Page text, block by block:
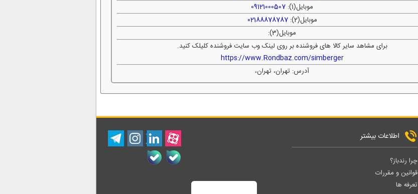
موبایل(1):
09121000507
موبایل(2):
02188878787
موبایل(3):
برای مشاهد سایر کالا های فروشنده بر روی لینک وب سایت فروشنده کلیلک کنید.
https://www.Rondbaz.com/simberger
آدرس: تهران، تهران،
اطلاعات بیشتر
چرا رندباز؟
قوانین و مقررات
تعرفه ها